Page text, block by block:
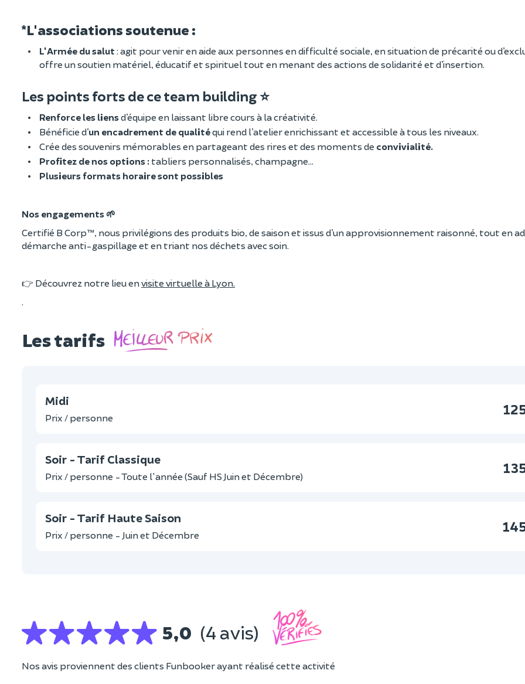
*L'associations soutenue :
L'Armée du salut : agit pour venir en aide aux personnes en difficulté sociale, en situation de précarité ou
offre un soutien matériel, éducatif et spirituel tout en menant des actions de solidarité et d’insertion.
Les points forts de ce team building ⭐
Renforce les liensd’équipe en laissant libre cours à la créativité.
Bénéficie d’un encadrement de qualitéqui rend l’atelier enrichissant et accessible à tous les niveaux.
Crée des souvenirs mémorables en partageant des rires et des moments de convivialité.
Profitez de nos options : tabliers personnalisés, champagne…
Plusieurs formats horaire sont possibles
Nos engagements 🌱
Certifié B Corp™, nous privilégions des produits bio, de saison et issus d’un approvisionnement raisonné, tout en
démarche anti-gaspillage et en triant nos déchets avec soin.
👉 Découvrez notre lieu envisite virtuelle à Lyon.
Les tarifs
Midi
Prix / personne
Soir - Tarif Classique
Prix / personne - Toute l'année (Sauf HS Juin et Décembre)
Soir - Tarif Haute Saison
Prix / personne - Juin et Décembre
5,0 (4 avis)
Nos avis proviennent des clients Funbooker ayant réalisé cette activité